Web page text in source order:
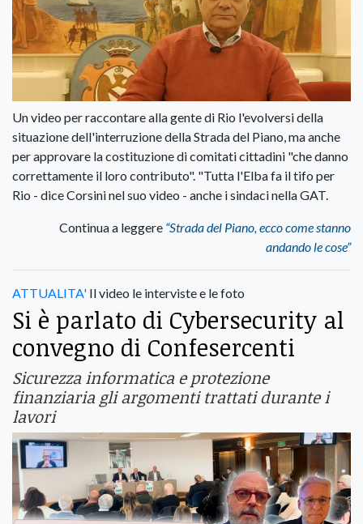
Un video per raccontare alla gente di Rio l'evolversi della
situazione dell'interruzione della Strada del Piano, ma anche
per approvare la costituzione di comitati cittadini "che danno
correttamente il loro contributo". "Tutta l'Elba fa il tifo per
Rio - dice Corsini nel suo video - anche i sindaci nella GAT.
Continua a leggere “Strada del Piano, ecco come stanno
andando le cose”
ATTUALITA' Il video le interviste e le foto
Si è parlato di Cybersecurity al
convegno di Confesercenti
Sicurezza informatica e protezione
finanziaria gli argomenti trattati durante i
lavori